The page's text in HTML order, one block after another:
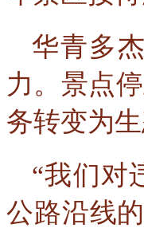
华青多
力。景点
务转变为生
“我们对
公路沿线